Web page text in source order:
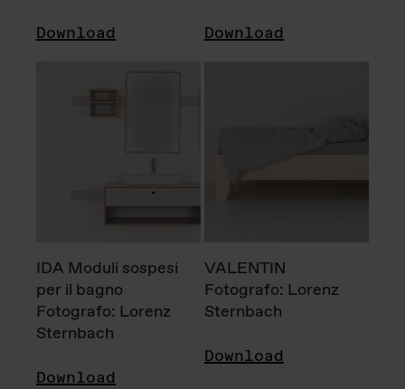
Download Download
IDA Moduli sospesi
per il bagno
Fotografo: Lorenz
Sternbach
Download
VALENTIN
Fotografo: Lorenz
Sternbach
Download